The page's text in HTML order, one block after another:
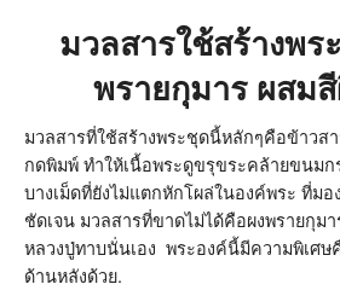
มวลสารใช้สร้างพร
พรายกุมาร ผสมสี
มวลสารที่ใช้สร้างพระชุดนี้หลักๆคือข้าวส
กดพิมพ์ ทำให้เนื้อพระดูขรุขระคล้ายขนมก
บางเม็ดที่ยังไม่แตกหักโผล่ในองค์พระ ที่มอ
ชัดเจน มวลสารที่ขาดไม่ได้คือผงพรายกุม
หลวงปู่ทาบนั่นเอง พระองค์นี้มีความพิเศษ
ด้านหลังด้วย.